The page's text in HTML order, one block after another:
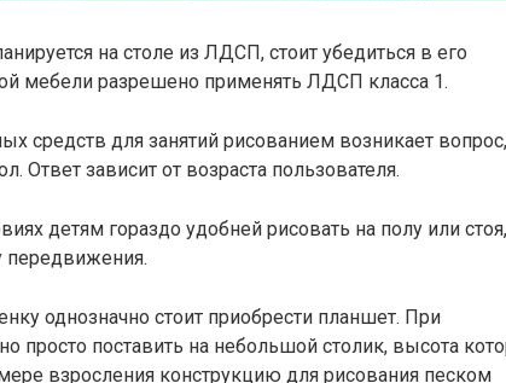
на столе из ЛДСП, стоит убедиться в его
мебели разрешено применять ЛДСП класса 1.
средств для занятий рисованием возникает
Ответ зависит от возраста пользователя.
детям гораздо удобней рисовать на полу или
передвижения.
однозначно стоит приобрести планшет. При
просто поставить на небольшой столик, высота
взросления конструкцию для рисования песком